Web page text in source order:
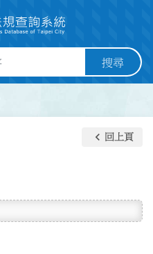
搜尋
keyboard_arrow_left 回上頁